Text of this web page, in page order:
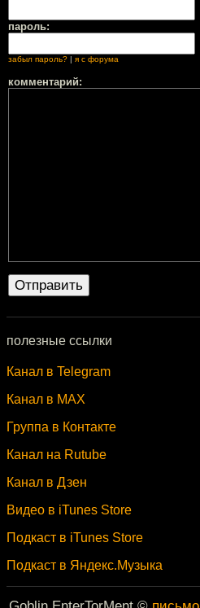
пароль:
забыл пароль? я с форума
комментарий:
полезные ссылки
Канал в Telegram
Канал в MAX
Группа в Контакте
Канал на Rutube
Канал в Дзен
Видео в iTunes Store
Подкаст в iTunes Store
Подкаст в Яндекс.Музыка